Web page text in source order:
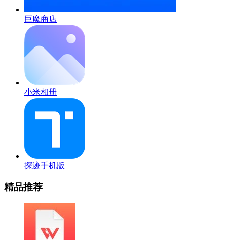
巨魔商店
小米相册
探迹手机版
精品推荐